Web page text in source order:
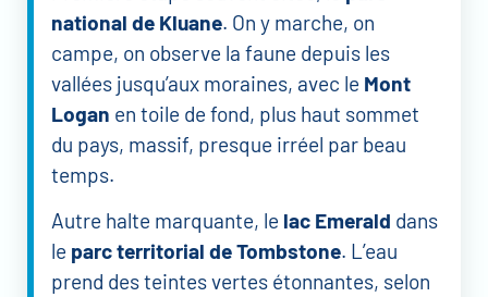
national de Kluane. On y marche, on
campe, on observe la faune depuis les
vallées jusqu’aux moraines, avec le Mont
Logan en toile de fond, plus haut sommet
du pays, massif, presque irréel par beau
temps.
Autre halte marquante, le lac Emerald dans
le parc territorial de Tombstone. L’eau
prend des teintes vertes étonnantes, selon